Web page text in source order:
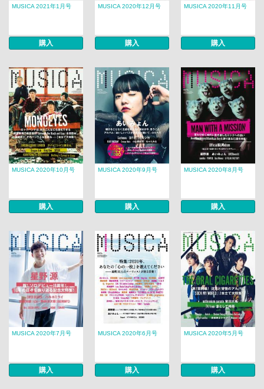
MUSICA 2021年1月号
購入
MUSICA 2020年12月号
購入
MUSICA 2020年11月号
購入
MUSICA 2020年10月号
購入
MUSICA 2020年9月号
購入
MUSICA 2020年8月号
購入
MUSICA 2020年7月号
購入
MUSICA 2020年6月号
購入
MUSICA 2020年5月号
購入